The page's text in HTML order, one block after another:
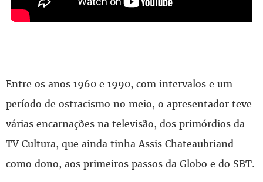
Entre os anos 1960 e 1990, com intervalos e um
período de ostracismo no meio, o apresentador teve
várias encarnações na televisão, dos primórdios da
TV Cultura, que ainda tinha Assis Chateaubriand
como dono, aos primeiros passos da Globo e do SBT.